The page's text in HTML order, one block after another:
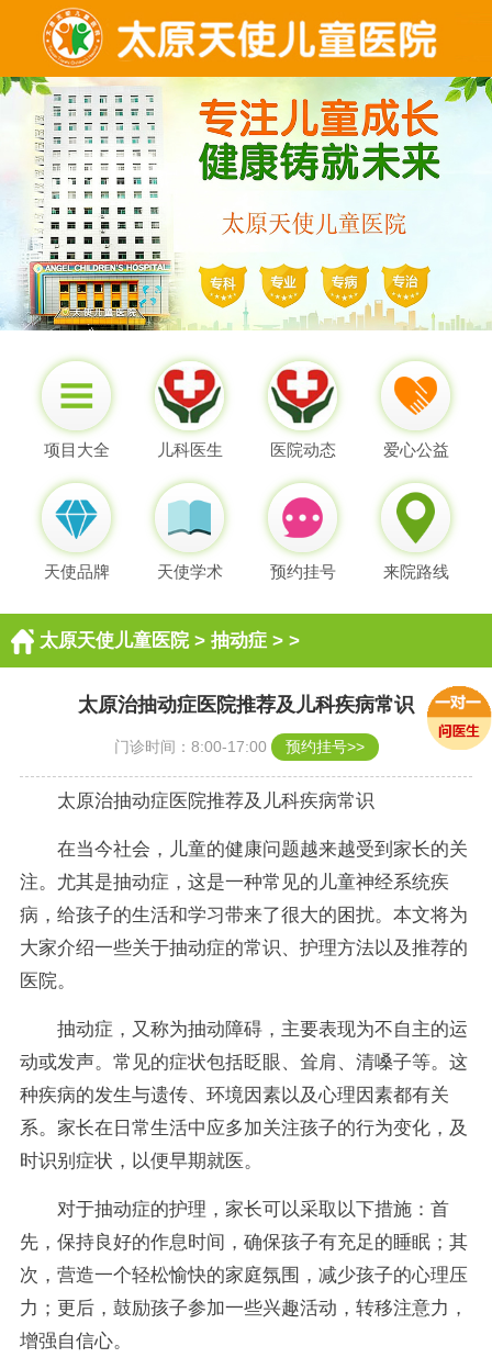
项目大全 儿科医生 医院动态 爱心公益
天使品牌 天使学术 预约挂号 来院路线
太原天使儿童医院> 抽动症> >
太原治抽动症医院推荐及儿科疾病常识
门诊时间：8:00-17:00 预约挂号>>
太原治抽动症医院推荐及儿科疾病常识
在当今社会，儿童的健康问题越来越受到家长的关
注。尤其是抽动症，这是一种常见的儿童神经系统疾
病，给孩子的生活和学习带来了很大的困扰。本文将为
大家介绍一些关于抽动症的常识、护理方法以及推荐的
医院。
抽动症，又称为抽动障碍，主要表现为不自主的运
动或发声。常见的症状包括眨眼、耸肩、清嗓子等。这
种疾病的发生与遗传、环境因素以及心理因素都有关
系。家长在日常生活中应多加关注孩子的行为变化，及
时识别症状，以便早期就医。
对于抽动症的护理，家长可以采取以下措施：首
先，保持良好的作息时间，确保孩子有充足的睡眠；其
次，营造一个轻松愉快的家庭氛围，减少孩子的心理压
力；更后，鼓励孩子参加一些兴趣活动，转移注意力，
增强自信心。